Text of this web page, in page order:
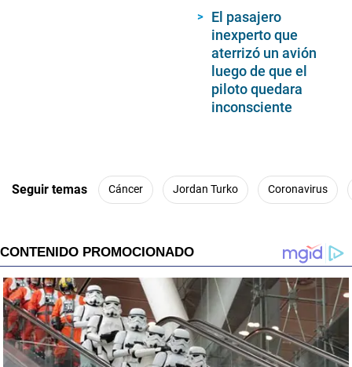
El pasajero
inexperto que
aterrizó un avión
luego de que el
piloto quedara
inconsciente
Seguir temas Cáncer Jordan Turko Coronavirus